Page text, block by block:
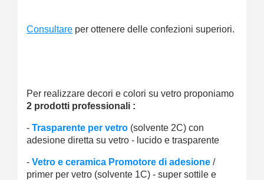
Consultare per ottenere delle confezioni superiori.
Per realizzare decori e colori su vetro proponiamo
2 prodotti professionali :
- Trasparente per vetro (solvente 2C) con
adesione diretta su vetro - lucido e trasparente
- Vetro e ceramica Promotore di adesione /
primer per vetro (solvente 1C) - super sottile e